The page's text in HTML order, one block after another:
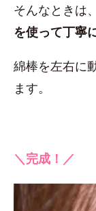
そんなときは、
を使って丁寧
綿棒を左右に
ます。
＼完成！／